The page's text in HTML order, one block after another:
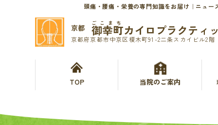
頭痛・腰痛・栄養の専門知識をお届け｜ニュー
京都
ごこまち
御幸町カイロプラクティ
京都府京都市中京区榎木町91-2二条スカイビル2階
TOP 当院のご案内